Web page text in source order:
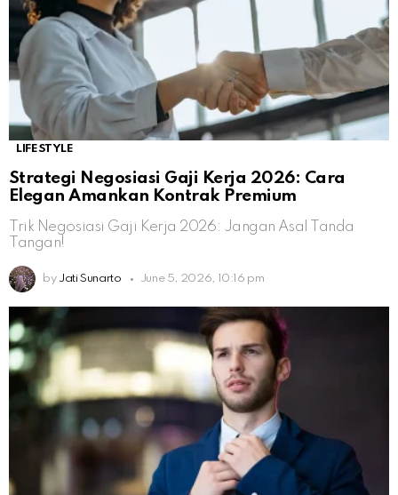
LIFESTYLE
Strategi Negosiasi Gaji Kerja 2026: Cara
Elegan Amankan Kontrak Premium
Trik Negosiasi Gaji Kerja 2026: Jangan Asal Tanda
Tangan!
by Jati Sunarto June 5, 2026, 10:16 pm